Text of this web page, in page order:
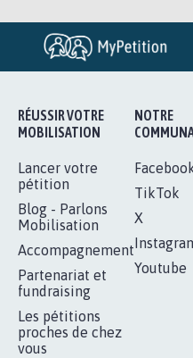
RÉUSSIR VOTRE
MOBILISATION
Lancer votre
pétition
Blog - Parlons
Mobilisation
Accompagnement
Partenariat et
fundraising
Les pétitions
proches de chez
vous
NOTRE
TikTok
X
Youtube